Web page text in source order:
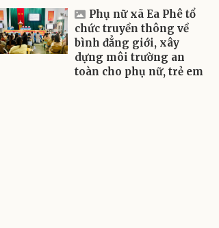
Phụ nữ xã Ea Phê tổ
chức truyền thông về
bình đẳng giới, xây
dựng môi trường an
toàn cho phụ nữ, trẻ em